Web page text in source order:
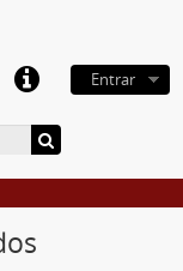
Entrar